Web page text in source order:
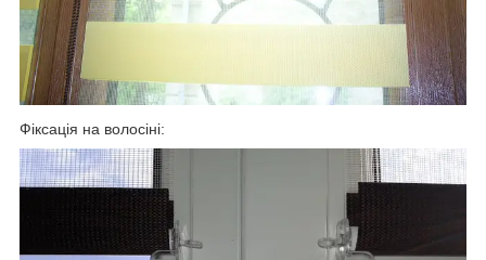
Фіксація на волосіні: